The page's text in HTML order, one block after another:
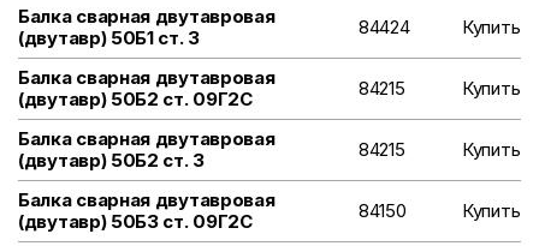
Балка сварная двутавровая
(двутавр) 50Б1 ст. 3
84424 Купить
Балка сварная двутавровая
(двутавр) 50Б2 ст. 09Г2С
84215 Купить
Балка сварная двутавровая
(двутавр) 50Б2 ст. 3
84215 Купить
Балка сварная двутавровая
(двутавр) 50Б3 ст. 09Г2С
84150 Купить